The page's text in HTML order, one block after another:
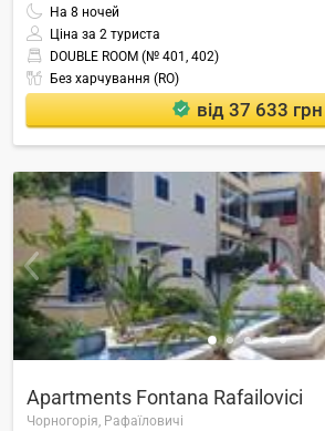
На 8 ночей
Ціна за 2 туриста
DOUBLE ROOM (№ 401, 402)
Без харчування (RO)
від 37 633 грн
Apartments Fontana Rafailovici
Чорногорія, Рафаїловичі